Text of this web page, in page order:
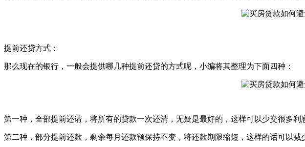
提前还贷方式：
那么现在的银行，一般会提供哪几种提前还贷的方式呢，小编将其整理为下面四种：
第一种，全部提前还请，将所有的贷款一次还清，无疑是最好的，这样可以少交很多利
第二种，部分提前还款，剩余每月还款额保持不变，将还款期限缩短，这样的话可以减